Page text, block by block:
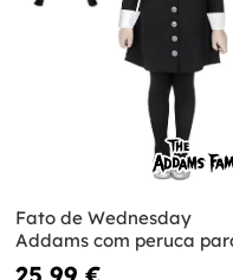
Fato de Wednesday
Addams com peruca
menina - A Família